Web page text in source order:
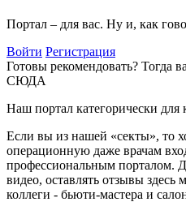
Портал – для вас. Ну и, как
Войти Регистрация
Готовы рекомендовать? Тогда
СЮДА
Наш портал категорически для
Если вы из нашей «секты», то
операционную даже врачам
профессиональным порталом.
видео, оставлять отзывы здесь
коллеги - бьюти-мастера и